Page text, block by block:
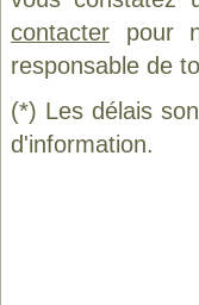
contacter pour
responsable de
(*) Les délais
d'information.